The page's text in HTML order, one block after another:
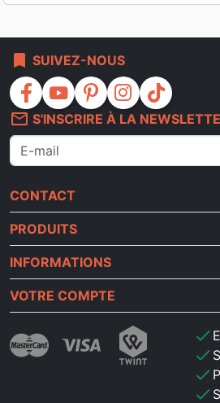
bookmark SUIVEZ-NOUS
facebook youtube pinterest instagram
tiktok
mail_outline S'INSCRIRE À LA
CONTACT
PRODUITS
INFORMATIONS
VOTRE COMPTE
check
check
check
check